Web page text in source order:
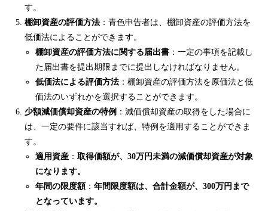
す。
棚卸資産の評価方法 ：青色申告者は、棚卸資産の評価方法を
低価法によることができます。
棚卸資産の評価方法に関する届出書 ：一定の事項を記載し
た届出書を提出期限までに提出しなければなりません。
低価法による評価方法 ：棚卸資産の評価方法を原価法と低
価法のいずれかを選択することができます。
少額減価償却資産の特例 ：減価償却資産の取得をした場合に
は、一定の要件に該当すれば、特例を適用することができま
す。
適用資産 ：取得価額が、30万円未満の減価償却資産が対象
になります。
年間の限度額 ：年間限度額は、合計金額が、300万円まで
となっています。